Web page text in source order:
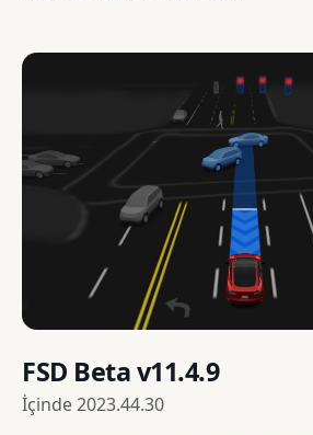
FSD Beta v11.4.9
İçinde2023.44.30